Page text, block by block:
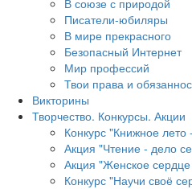
В союзе с природой
Писатели-юбиляры
В мире прекрасного
Безопасный Интернет
Мир профессий
Твои права и
Викторины
Творчество. Конкурсы. Акции
Конкурс "Книжное лето
Акция "Чтение - дело
Акция "Женское
Конкурс "Научи своё